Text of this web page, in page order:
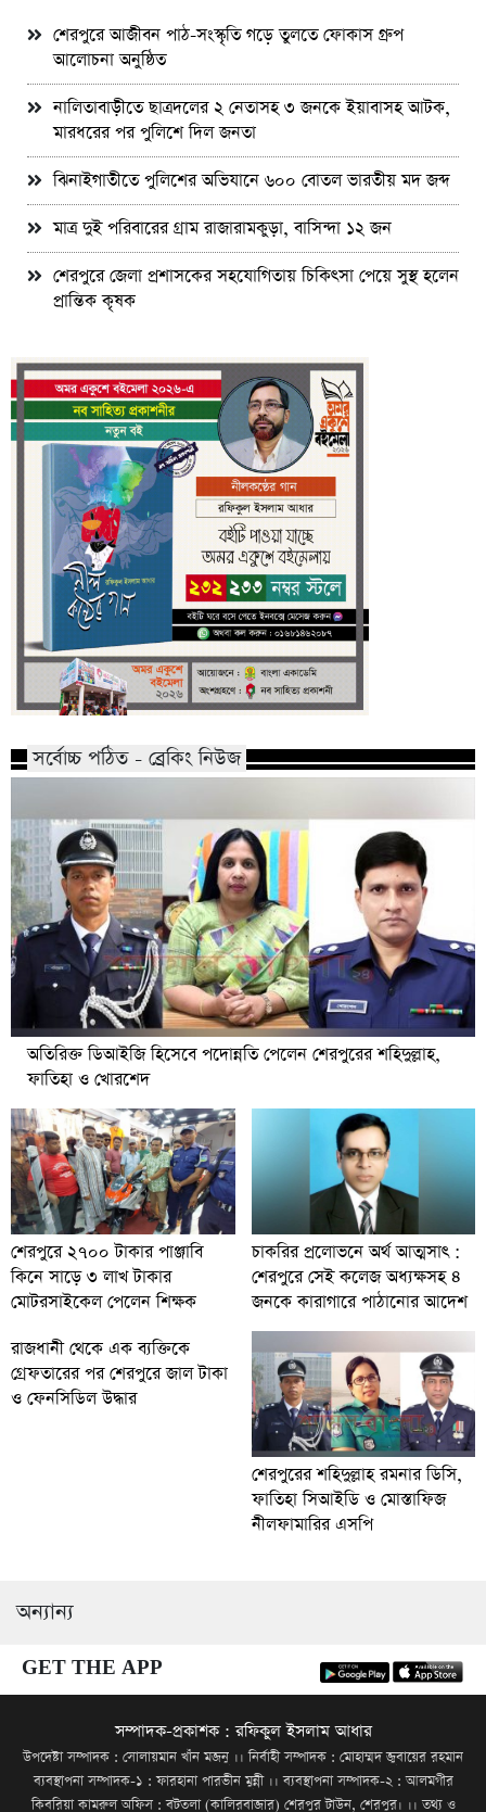
শেরপুরে আজীবন পাঠ-সংস্কৃতি গড়ে তুলতে ফোকাস গ্রুপ
আলোচনা অনুষ্ঠিত
নালিতাবাড়ীতে ছাত্রদলের ২ নেতাসহ ৩ জনকে ইয়াবাসহ আটক,
মারধরের পর পুলিশে দিল জনতা
ঝিনাইগাতীতে পুলিশের অভিযানে ৬০০ বোতল ভারতীয় মদ জব্দ
মাত্র দুই পরিবারের গ্রাম রাজারামকুড়া, বাসিন্দা ১২ জন
শেরপুরে জেলা প্রশাসকের সহযোগিতায় চিকিৎসা পেয়ে সুস্থ হলেন
প্রান্তিক কৃষক
সর্বোচ্চ পঠিত - ব্রেকিং নিউজ
অতিরিক্ত ডিআইজি হিসেবে পদোন্নতি পেলেন শেরপুরের শহিদুল্লাহ,
ফাতিহা ও খোরশেদ
শেরপুরে ২৭০০ টাকার পাঞ্জাবি
কিনে সাড়ে ৩ লাখ টাকার
মোটরসাইকেল পেলেন শিক্ষক
চাকরির প্রলোভনে অর্থ আত্মসাৎ :
শেরপুরে সেই কলেজ অধ্যক্ষসহ ৪
জনকে কারাগারে পাঠানোর আদেশ
রাজধানী থেকে এক ব্যক্তিকে
গ্রেফতারের পর শেরপুরে জাল টাকা
ও ফেনসিডিল উদ্ধার
শেরপুরের শহিদুল্লাহ রমনার ডিসি,
ফাতিহা সিআইডি ও মোস্তাফিজ
নীলফামারির এসপি
অন্যান্য
GET THE APP
সম্পাদক-প্রকাশক : রফিকুল ইসলাম আধার
উপদেষ্টা সম্পাদক : সোলায়মান খাঁন মজনু ।। নির্বাহী সম্পাদক : মোহাম্মদ জুবায়ের রহমান
ব্যবস্থাপনা সম্পাদক-১ : ফারহানা পারভীন মুন্নী ।। ব্যবস্থাপনা সম্পাদক-২ : আলমগীর
কিবরিয়া কামরুল অফিস : বটতলা (কালিরবাজার) শেরপুর টাউন, শেরপুর। ।। তথ্য ও